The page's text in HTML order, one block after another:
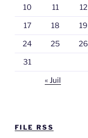
10 11 12
17 18 19
24 25 26
31
« Juil
FILE RSS